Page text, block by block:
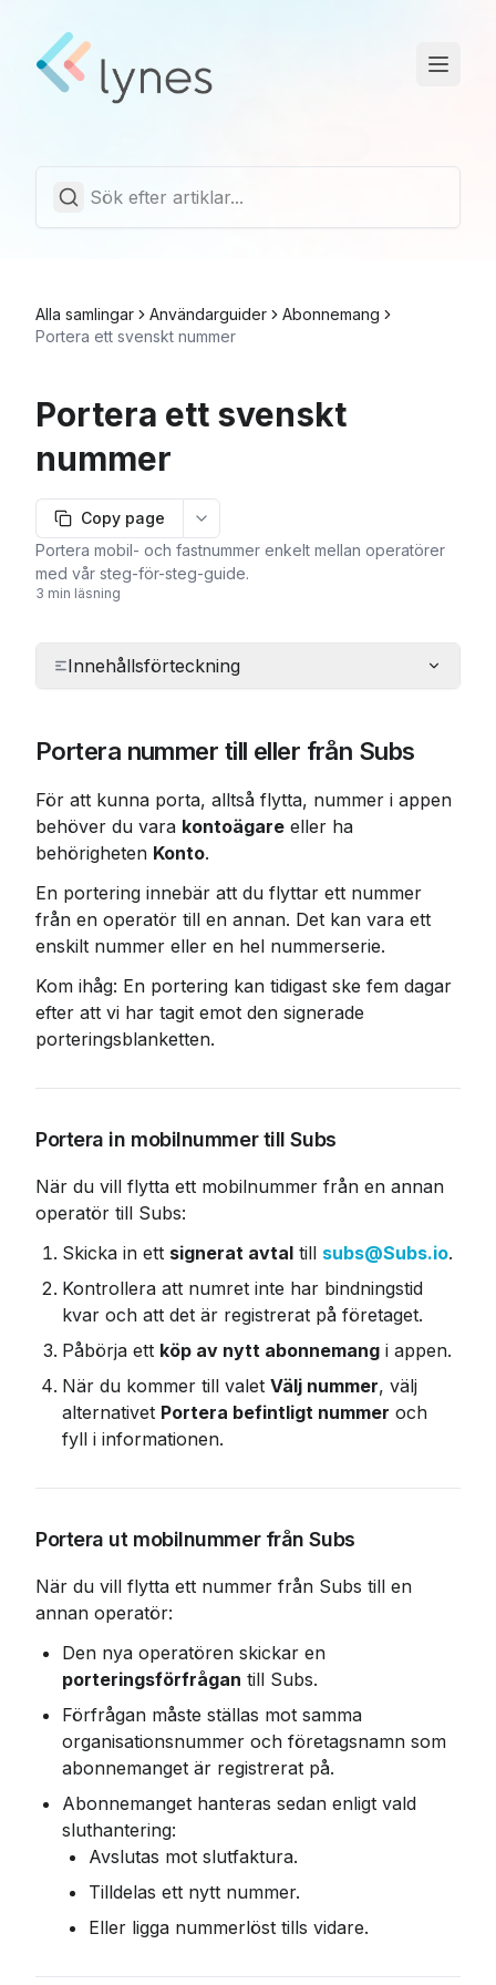
Alla samlingar Användarguider
Abonnemang
Portera ett svenskt nummer
Portera ett svenskt
nummer
Copy page
More options
Portera mobil- och fastnummer enkelt mellan operatörer
med vår steg-för-steg-guide.
3 min läsning
Innehållsförteckning
Portera nummer till eller från Subs
För att kunna porta, alltså flytta, nummer i appen
behöver du vara kontoägare eller ha
behörigheten Konto.
En portering innebär att du flyttar ett nummer
från en operatör till en annan. Det kan vara ett
enskilt nummer eller en hel nummerserie.
Kom ihåg: En portering kan tidigast ske fem dagar
efter att vi har tagit emot den signerade
porteringsblanketten.
Portera in mobilnummer till Subs
När du vill flytta ett mobilnummer från en annan
operatör till Subs:
Skicka in ett signerat avtal till subs@Subs.io.
Kontrollera att numret inte har bindningstid
kvar och att det är registrerat på företaget.
Påbörja ett köp av nytt abonnemang i appen.
När du kommer till valet Välj nummer, välj
alternativet Portera befintligt nummer och
fyll i informationen.
Portera ut mobilnummer från Subs
När du vill flytta ett nummer från Subs till en
annan operatör:
Den nya operatören skickar en
porteringsförfrågan till Subs.
Förfrågan måste ställas mot samma
organisationsnummer och företagsnamn som
abonnemanget är registrerat på.
Abonnemanget hanteras sedan enligt vald
sluthantering:
Avslutas mot slutfaktura.
Tilldelas ett nytt nummer.
Eller ligga nummerlöst tills vidare.